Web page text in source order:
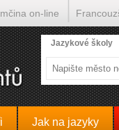
Jak na jazyky
Jazykové školy
on-line